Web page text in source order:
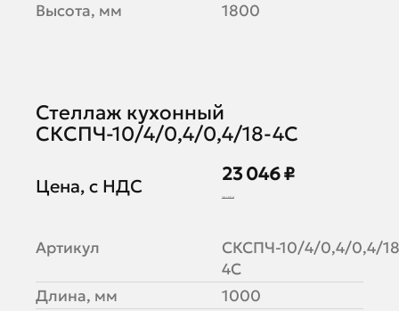
Высота, мм
1800
Стеллаж кухонный
СКСПЧ-10/4/0,4/0,4/18-4С
Цена, с НДС
23 046 ₽
28 105 ₽
Артикул
СКСПЧ-10/4/0,4/0,4/
4С
Длина, мм
1000